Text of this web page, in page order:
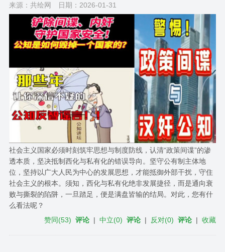
来源：共绘网 日期：2026-01-31
社会主义国家必须时刻筑牢思想与制度防线，认清“政策间谍”的渗
透本质，坚决抵制西化与私有化的错误导向。坚守公有制主体地
位，坚持以广大人民为中心的发展思想，才能抵御外部干扰，守住
社会主义的根本。须知，西化与私有化绝非发展捷径，而是通向衰
败与撕裂的陷阱，一旦踏足，便是满盘皆输的结局。对此，您有什
么看法呢？
赞同(53) 评论 |中立(0) 评论 | 反对(0) 评论 |收藏